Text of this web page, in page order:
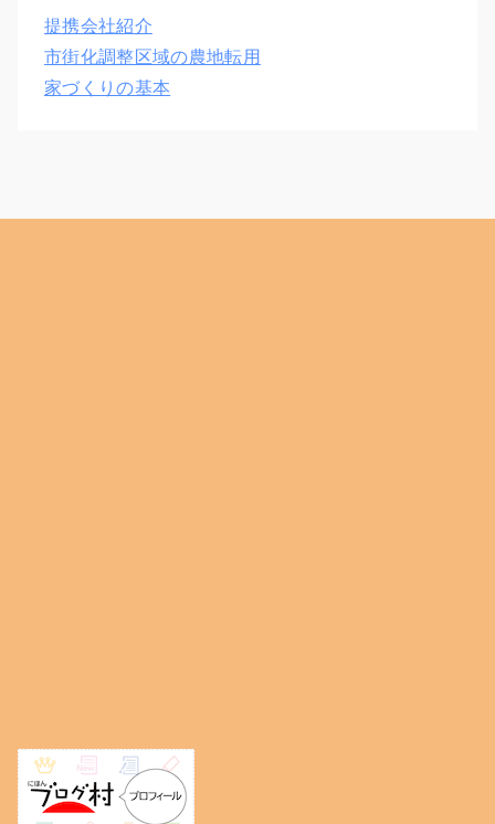
提携会社紹介
市街化調整区域の農地転用
家づくりの基本